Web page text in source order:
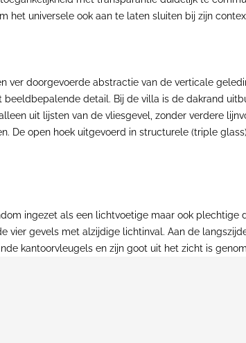
het universele ook aan te laten sluiten bij zijn
ver doorgevoerde abstractie van de verticale
detail. Bij de villa is de dakrand
uit lijsten van de vliesgevel, zonder verdere
De open hoek uitgevoerd in structurele (triple
ingezet als een lichtvoetige maar ook
vier gevels met alzijdige lichtinval. Aan de
kantoorvleugels en zijn goot uit het zicht is